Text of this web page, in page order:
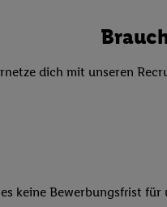
dich mit unseren
keine Bewerbungsfrist
oder Zugriff auf
von Zielgruppen
reduzierter Daten